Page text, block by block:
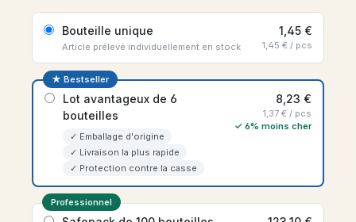
Bouteille unique
Article prélevé individuellement en stock
1,45 €
1,45 € / pcs
★ Bestseller
Lot avantageux de 6
bouteilles
✓ Emballage d'origine
✓ Livraison la plus rapide
✓ Protection contre la casse
8,23 €
1,37 € / pcs
✓ 6% moins cher
Professionnel